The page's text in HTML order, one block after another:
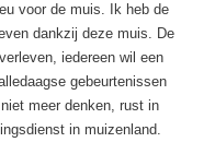
voor de muis. Ik heb de
dankzij deze muis. De
iedereen wil een
gebeurtenissen
meer denken, rust in
in muizenland.